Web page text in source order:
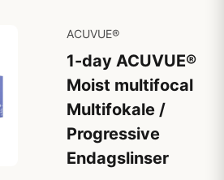
ACUVUE®
1-day ACUVUE®
Moist multifocal
Multifokale /
Progressive
Endagslinser